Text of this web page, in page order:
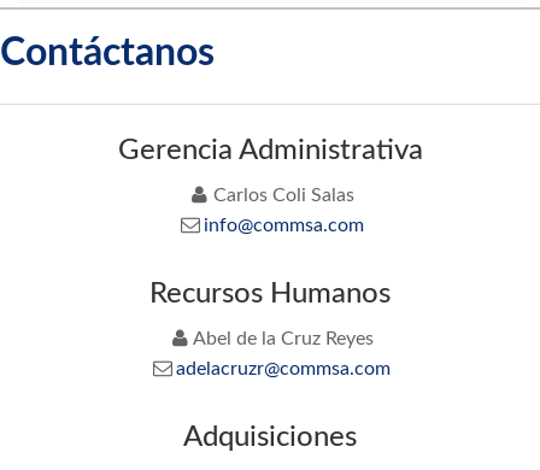
Contáctanos
Gerencia Administrativa
Carlos Coli Salas
info@commsa.com
Recursos Humanos
Abel de la Cruz Reyes
adelacruzr@commsa.com
Adquisiciones